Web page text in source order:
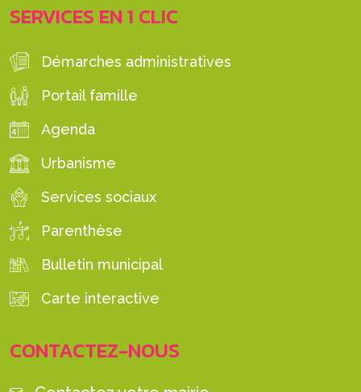
SERVICES EN 1 CLIC
Démarches administratives
Portail famille
Agenda
Urbanisme
Services sociaux
Parenthèse
Bulletin municipal
Carte interactive
CONTACTEZ-NOUS